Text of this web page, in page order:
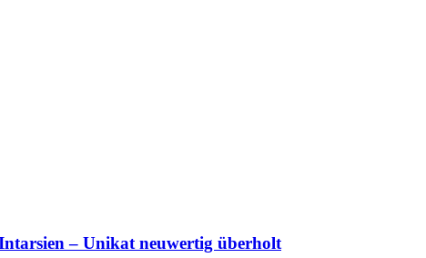
– Unikat neuwertig überholt